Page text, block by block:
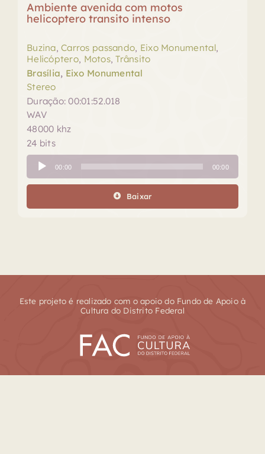
Ambiente avenida com motos
helicoptero transito intenso
Buzina,Carros passando, Eixo Monumental,
Helicóptero, Motos,Trânsito
Brasília, Eixo Monumental
Stereo
Duração: 00:01:52.018
WAV
48000 khz
24 bits
Tocador
de
áudio
00:00 00:00
Baixar
Este projeto é realizado com o apoio do Fundo de Apoio à
Cultura do Distrito Federal